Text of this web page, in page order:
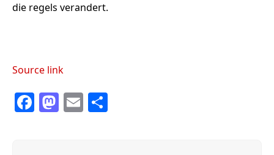
die regels verandert.
Source link
F
M E